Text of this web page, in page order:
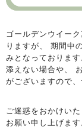
ゴールデンウイー
りますが、 期間中
みとなっておりま
添えない場合や、
がございますので、
ご迷惑をおかけい
お願い申し上げます